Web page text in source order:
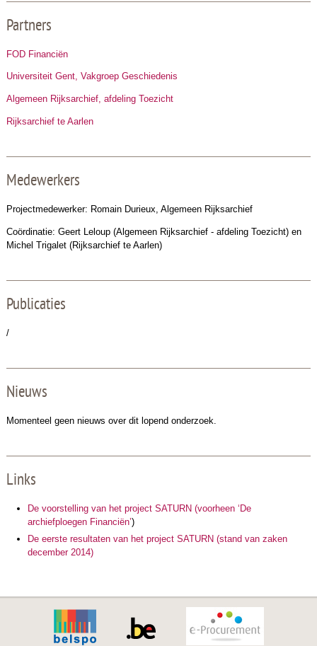
Partners
FOD Financiën
Universiteit Gent, Vakgroep Geschiedenis
Algemeen Rijksarchief, afdeling Toezicht
Rijksarchief te Aarlen
Medewerkers
Projectmedewerker: Romain Durieux , Algemeen Rijksarchief
Coördinatie: Geert Leloup (Algemeen Rijksarchief - afdeling Toezicht) en
Michel Trigalet (Rijksarchief te Aarlen)
Publicaties
/
Nieuws
Momenteel geen nieuws over dit lopend onderzoek.
Links
De voorstelling van het project SATURN (voorheen ‘De
archiefploegen Financiën’)
De eerste resultaten van het project SATURN (stand van zaken
december 2014)